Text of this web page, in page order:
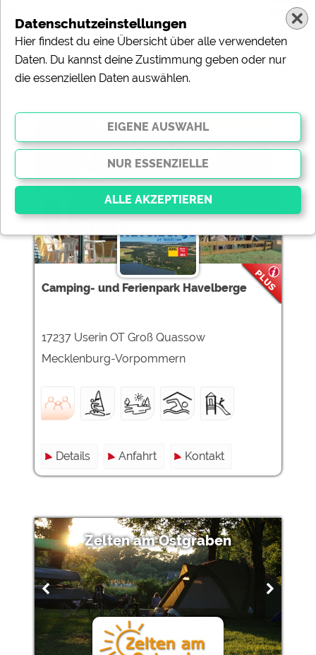
Ergebnisse für 'Wasserwandern'
Camping- und Ferienpark
Havelberge
Camping- und Ferienpark Havelberge
17237 Userin OT Groß Quassow
Mecklenburg-Vorpommern
Details Anfahrt Kontakt
Zelten am Ostgraben
Datenschutzeinstellungen
Hier findest du eine Übersicht über alle verwendeten
Daten. Du kannst deine Zustimmung geben oder nur
die essenziellen Daten auswählen.
Essenziell
Essenzielle Cookies ermöglichen grundlegende
Funktionen und sind für die einwandfreie Funktion der
Website dringend erforderlich. Ohne diese Cookies
Externe Medien
Campingplatzvorschau (Vorschau
der Internetseiten von
siehe Datenschutzerklärung des
jeweiligen Anbieters
Google reCAPTCHA (Formulare) https://policies.google.com/privacy
Statistiken
Google Analytics https://policies.google.com/privacy
Marketing
Google Ads
https://policies.google.com/privacy
Google AdSense
https://policies.google.com/privacy
Google Remarketing
https://policies.google.com/privacy